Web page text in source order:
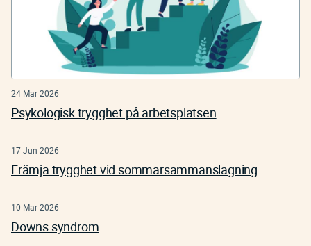
24 Mar 2026
Psykologisk trygghet på arbetsplatsen
17 Jun 2026
Främja trygghet vid sommarsammanslagning
10 Mar 2026
Downs syndrom